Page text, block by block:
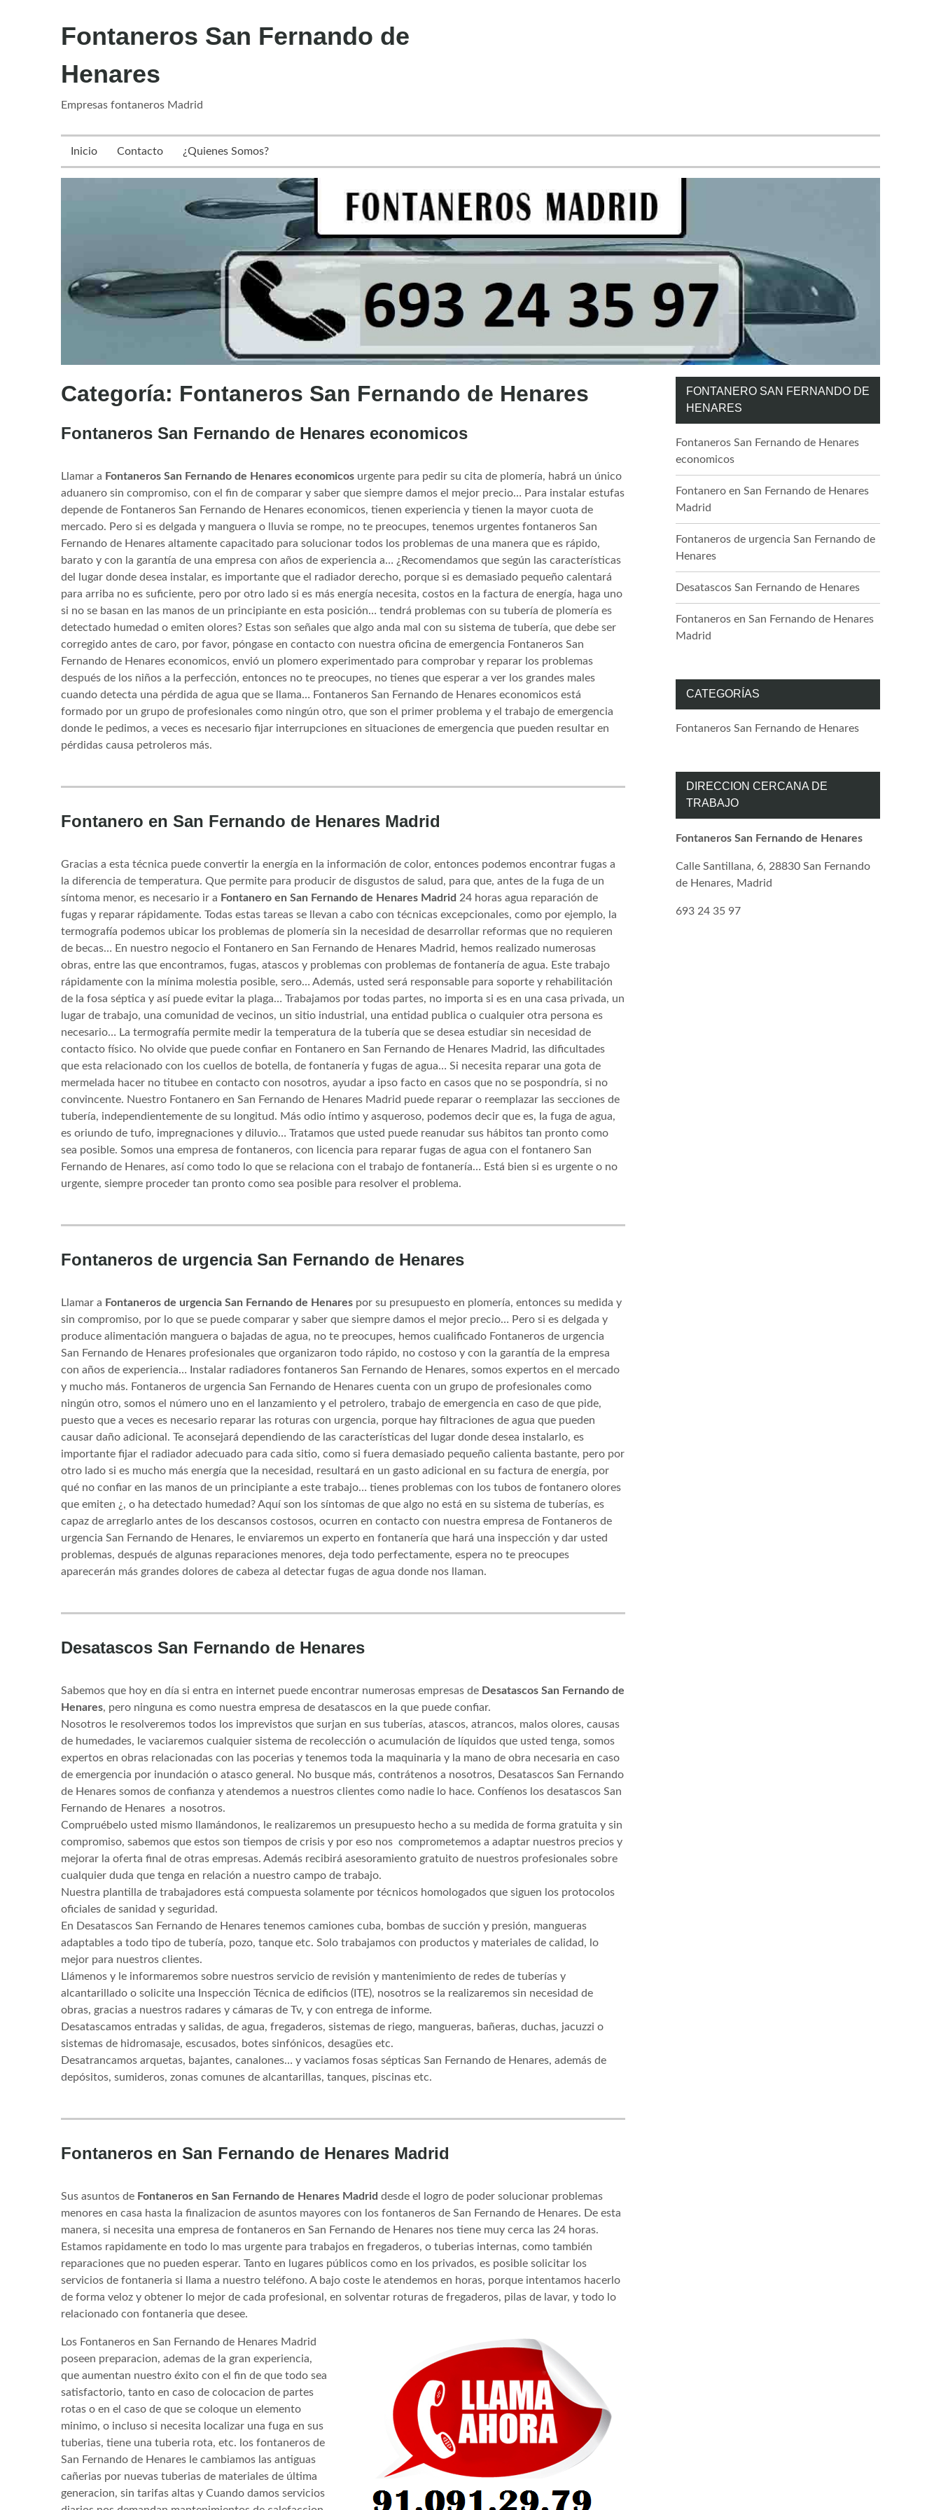
Fontaneros San Fernando de
Henares
Empresas fontaneros Madrid
Inicio Contacto ¿Quienes Somos?
Categoría: Fontaneros San Fernando de Henares
Fontaneros San Fernando de Henares economicos
Llamar a Fontaneros San Fernando de Henares economicos urgente para pedir su cita de plomería, habrá un único
aduanero sin compromiso, con el fin de comparar y saber que siempre damos el mejor precio… Para instalar estufas
depende de Fontaneros San Fernando de Henares economicos, tienen experiencia y tienen la mayor cuota de
mercado. Pero si es delgada y manguera o lluvia se rompe, no te preocupes, tenemos urgentes fontaneros San
Fernando de Henares altamente capacitado para solucionar todos los problemas de una manera que es rápido,
barato y con la garantía de una empresa con años de experiencia a… ¿Recomendamos que según las características
del lugar donde desea instalar, es importante que el radiador derecho, porque si es demasiado pequeño calentará
para arriba no es suficiente, pero por otro lado si es más energía necesita, costos en la factura de energía, haga uno
si no se basan en las manos de un principiante en esta posición… tendrá problemas con su tubería de plomería es
detectado humedad o emiten olores? Estas son señales que algo anda mal con su sistema de tubería, que debe ser
corregido antes de caro, por favor, póngase en contacto con nuestra oficina de emergencia Fontaneros San
Fernando de Henares economicos, envió un plomero experimentado para comprobar y reparar los problemas
después de los niños a la perfección, entonces no te preocupes, no tienes que esperar a ver los grandes males
cuando detecta una pérdida de agua que se llama… Fontaneros San Fernando de Henares economicos está
formado por un grupo de profesionales como ningún otro, que son el primer problema y el trabajo de emergencia
donde le pedimos, a veces es necesario fijar interrupciones en situaciones de emergencia que pueden resultar en
pérdidas causa petroleros más.
Fontanero en San Fernando de Henares Madrid
Gracias a esta técnica puede convertir la energía en la información de color, entonces podemos encontrar fugas a
la diferencia de temperatura. Que permite para producir de disgustos de salud, para que, antes de la fuga de un
síntoma menor, es necesario ir a Fontanero en San Fernando de Henares Madrid 24 horas agua reparación de
fugas y reparar rápidamente. Todas estas tareas se llevan a cabo con técnicas excepcionales, como por ejemplo, la
termografía podemos ubicar los problemas de plomería sin la necesidad de desarrollar reformas que no requieren
de becas… En nuestro negocio el Fontanero en San Fernando de Henares Madrid, hemos realizado numerosas
obras, entre las que encontramos, fugas, atascos y problemas con problemas de fontanería de agua. Este trabajo
rápidamente con la mínima molestia posible, sero… Además, usted será responsable para soporte y rehabilitación
de la fosa séptica y así puede evitar la plaga… Trabajamos por todas partes, no importa si es en una casa privada, un
lugar de trabajo, una comunidad de vecinos, un sitio industrial, una entidad publica o cualquier otra persona es
necesario… La termografía permite medir la temperatura de la tubería que se desea estudiar sin necesidad de
contacto físico. No olvide que puede confiar en Fontanero en San Fernando de Henares Madrid, las dificultades
que esta relacionado con los cuellos de botella, de fontanería y fugas de agua… Si necesita reparar una gota de
mermelada hacer no titubee en contacto con nosotros, ayudar a ipso facto en casos que no se pospondría, si no
convincente. Nuestro Fontanero en San Fernando de Henares Madrid puede reparar o reemplazar las secciones de
tubería, independientemente de su longitud. Más odio íntimo y asqueroso, podemos decir que es, la fuga de agua,
es oriundo de tufo, impregnaciones y diluvio… Tratamos que usted puede reanudar sus hábitos tan pronto como
sea posible. Somos una empresa de fontaneros, con licencia para reparar fugas de agua con el fontanero San
Fernando de Henares, así como todo lo que se relaciona con el trabajo de fontanería… Está bien si es urgente o no
urgente, siempre proceder tan pronto como sea posible para resolver el problema.
Fontaneros de urgencia San Fernando de Henares
Llamar a Fontaneros de urgencia San Fernando de Henares por su presupuesto en plomería, entonces su medida y
sin compromiso, por lo que se puede comparar y saber que siempre damos el mejor precio… Pero si es delgada y
produce alimentación manguera o bajadas de agua, no te preocupes, hemos cualificado Fontaneros de urgencia
San Fernando de Henares profesionales que organizaron todo rápido, no costoso y con la garantía de la empresa
con años de experiencia… Instalar radiadores fontaneros San Fernando de Henares, somos expertos en el mercado
y mucho más. Fontaneros de urgencia San Fernando de Henares cuenta con un grupo de profesionales como
ningún otro, somos el número uno en el lanzamiento y el petrolero, trabajo de emergencia en caso de que pide,
puesto que a veces es necesario reparar las roturas con urgencia, porque hay filtraciones de agua que pueden
causar daño adicional. Te aconsejará dependiendo de las características del lugar donde desea instalarlo, es
importante fijar el radiador adecuado para cada sitio, como si fuera demasiado pequeño calienta bastante, pero por
otro lado si es mucho más energía que la necesidad, resultará en un gasto adicional en su factura de energía, por
qué no confiar en las manos de un principiante a este trabajo… tienes problemas con los tubos de fontanero olores
que emiten ¿, o ha detectado humedad? Aquí son los síntomas de que algo no está en su sistema de tuberías, es
capaz de arreglarlo antes de los descansos costosos, ocurren en contacto con nuestra empresa de Fontaneros de
urgencia San Fernando de Henares, le enviaremos un experto en fontanería que hará una inspección y dar usted
problemas, después de algunas reparaciones menores, deja todo perfectamente, espera no te preocupes
aparecerán más grandes dolores de cabeza al detectar fugas de agua donde nos llaman.
Desatascos San Fernando de Henares
Sabemos que hoy en día si entra en internet puede encontrar numerosas empresas de Desatascos San Fernando de
Henares, pero ninguna es como nuestra empresa de desatascos en la que puede confiar.
Nosotros le resolveremos todos los imprevistos que surjan en sus tuberías, atascos, atrancos, malos olores, causas
de humedades, le vaciaremos cualquier sistema de recolección o acumulación de líquidos que usted tenga, somos
expertos en obras relacionadas con las pocerias y tenemos toda la maquinaria y la mano de obra necesaria en caso
de emergencia por inundación o atasco general. No busque más, contrátenos a nosotros, Desatascos San Fernando
de Henares somos de confianza y atendemos a nuestros clientes como nadie lo hace. Confíenos los desatascos San
Fernando de Henares a nosotros.
Compruébelo usted mismo llamándonos, le realizaremos un presupuesto hecho a su medida de forma gratuita y sin
compromiso, sabemos que estos son tiempos de crisis y por eso nos comprometemos a adaptar nuestros precios y
mejorar la oferta final de otras empresas. Además recibirá asesoramiento gratuito de nuestros profesionales sobre
cualquier duda que tenga en relación a nuestro campo de trabajo.
Nuestra plantilla de trabajadores está compuesta solamente por técnicos homologados que siguen los protocolos
oficiales de sanidad y seguridad.
En Desatascos San Fernando de Henares tenemos camiones cuba, bombas de succión y presión, mangueras
adaptables a todo tipo de tubería, pozo, tanque etc. Solo trabajamos con productos y materiales de calidad, lo
mejor para nuestros clientes.
Llámenos y le informaremos sobre nuestros servicio de revisión y mantenimiento de redes de tuberías y
alcantarillado o solicite una Inspección Técnica de edificios (ITE), nosotros se la realizaremos sin necesidad de
obras, gracias a nuestros radares y cámaras de Tv, y con entrega de informe.
Desatascamos entradas y salidas, de agua, fregaderos, sistemas de riego, mangueras, bañeras, duchas, jacuzzi o
sistemas de hidromasaje, escusados, botes sinfónicos, desagües etc.
Desatrancamos arquetas, bajantes, canalones… y vaciamos fosas sépticas San Fernando de Henares, además de
depósitos, sumideros, zonas comunes de alcantarillas, tanques, piscinas etc.
Fontaneros en San Fernando de Henares Madrid
Sus asuntos de Fontaneros en San Fernando de Henares Madrid desde el logro de poder solucionar problemas
menores en casa hasta la finalizacion de asuntos mayores con los fontaneros de San Fernando de Henares. De esta
manera, si necesita una empresa de fontaneros en San Fernando de Henares nos tiene muy cerca las 24 horas.
Estamos rapidamente en todo lo mas urgente para trabajos en fregaderos, o tuberias internas, como también
reparaciones que no pueden esperar. Tanto en lugares públicos como en los privados, es posible solicitar los
servicios de fontaneria si llama a nuestro teléfono. A bajo coste le atendemos en horas, porque intentamos hacerlo
de forma veloz y obtener lo mejor de cada profesional, en solventar roturas de fregaderos, pilas de lavar, y todo lo
relacionado con fontaneria que desee.
Los Fontaneros en San Fernando de Henares Madrid
poseen preparacion, ademas de la gran experiencia,
que aumentan nuestro éxito con el fin de que todo sea
satisfactorio, tanto en caso de colocacion de partes
rotas o en el caso de que se coloque un elemento
minimo, o incluso si necesita localizar una fuga en sus
tuberias, tiene una tuberia rota, etc. los fontaneros de
San Fernando de Henares le cambiamos las antiguas
cañerias por nuevas tuberias de materiales de última
generacion, sin tarifas altas y Cuando damos servicios
FONTANERO SAN FERNANDO DE
HENARES
Fontaneros San Fernando de Henares
economicos
Fontanero en San Fernando de Henares
Madrid
Fontaneros de urgencia San Fernando de
Henares
Desatascos San Fernando de Henares
Fontaneros en San Fernando de Henares
Madrid
CATEGORÍAS
Fontaneros San Fernando de Henares
DIRECCION CERCANA DE
TRABAJO
Fontaneros San Fernando de Henares
Calle Santillana, 6, 28830 San Fernando
de Henares, Madrid
693 24 35 97